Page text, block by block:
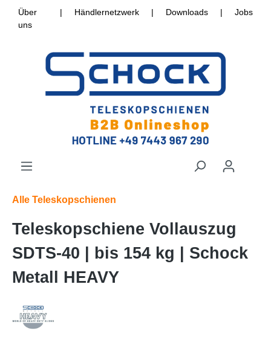
Über
uns
| Händlernetzwerk | Downloads | Jobs
Alle Teleskopschienen
Teleskopschiene Vollauszug
SDTS-40 | bis 154 kg | Schock
Metall HEAVY